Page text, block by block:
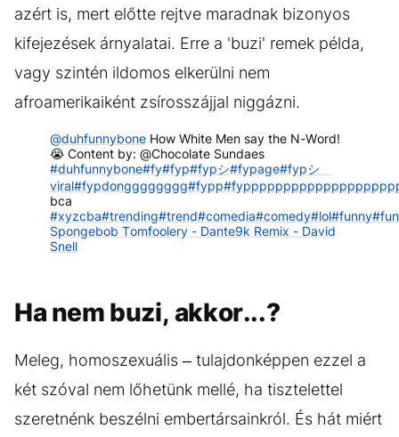
azért is, mert előtte rejtve maradnak bizonyos
kifejezések árnyalatai. Erre a 'buzi' remek példa,
vagy szintén ildomos elkerülni nem
afroamerikaiként zsírosszájjal niggázni.
@duhfunnybone How White Men say the N-Word!
😭 Content by: @Chocolate Sundaes
#duhfunnybone#fy#fyp#fypシ#fypage#fypシ゚
viral#fypdongggggggg#fypp
bca
#xyzcba#trending#trend#comedia#comedy#lol#funny#fun
Spongebob Tomfoolery - Dante9k Remix - David
Snell
Ha nem buzi, akkor...?
Meleg, homoszexuális – tulajdonképpen ezzel a
két szóval nem lőhetünk mellé, ha tisztelettel
szeretnénk beszélni embertársainkról. És hát miért